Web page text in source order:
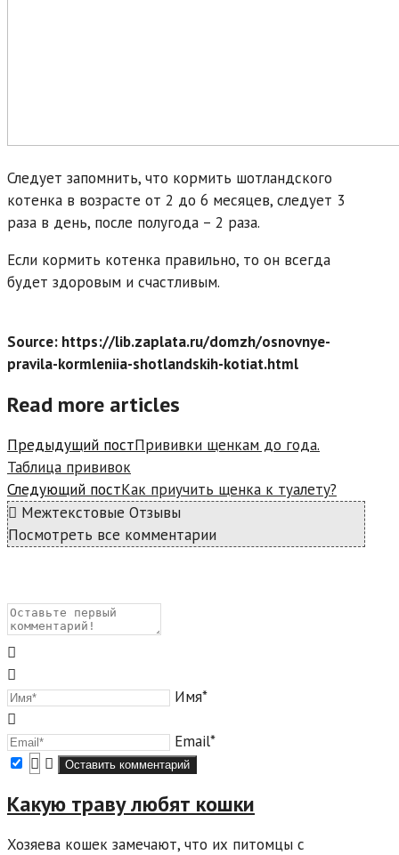
Следует запомнить, что кормить шотландского
котенка в возрасте от 2 до 6 месяцев, следует 3
раза в день, после полугода – 2 раза.
Если кормить котенка правильно, то он всегда
будет здоровым и счастливым.
Source: https://lib.zaplata.ru/domzh/osnovnye-
pravila-kormleniia-shotlandskih-kotiat.html
Read more articles
Предыдущий постПрививки щенкам до года.
Таблица прививок
Следующий постКак приучить щенка к туалету?
Межтекстовые Отзывы
Посмотреть все комментарии
Имя*
Email*
Какую траву любят кошки
Хозяева кошек замечают, что их питомцы с